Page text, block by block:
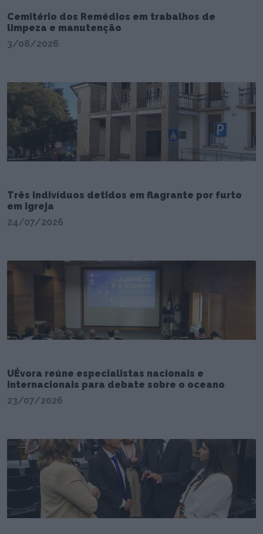
Cemitério dos Remédios em trabalhos de
limpeza e manutenção
3/08/2026
Três indivíduos detidos em flagrante por furto
em igreja
24/07/2026
UÉvora reúne especialistas nacionais e
internacionais para debate sobre o oceano
23/07/2026